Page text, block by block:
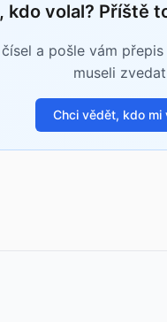
kdo volal? Příště
a pošle vám
museli
Chci vědět, kdo mi